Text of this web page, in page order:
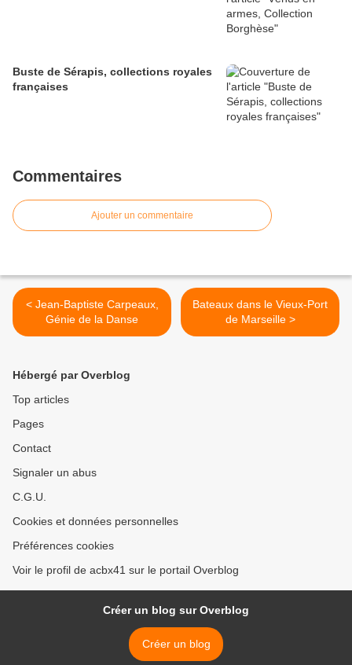
Buste de Sérapis, collections royales
françaises
Commentaires
Ajouter un commentaire
< Jean-Baptiste Carpeaux,
Génie de la Danse
Bateaux dans le Vieux-Port
de Marseille >
Hébergé par Overblog
Top articles
Pages
Contact
Signaler un abus
C.G.U.
Cookies et données personnelles
Préférences cookies
Voir le profil de acbx41 sur le portail Overblog
Créer un blog sur Overblog
Créer un blog